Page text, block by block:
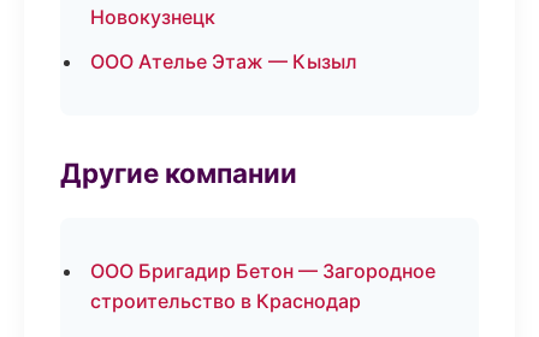
Новокузнецк
ООО Ателье Этаж — Кызыл
Другие компании
ООО Бригадир Бетон — Загородное
строительство в Краснодар